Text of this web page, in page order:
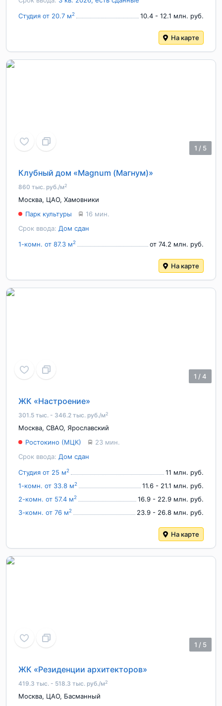
Студия от 20.7 м2 10.4 - 12.1 млн. руб.
На карте
1 / 5
Клубный дом «Magnum (Магнум)»
860 тыс. руб./м2
Москва, ЦАО, Хамовники
Срок ввода: Дом сдан
Парк культуры 16 мин.
1-комн. от 87.3 м2 от 74.2 млн. руб.
На карте
1 /4
ЖК «Настроение»
301.5 тыс. - 346.2 тыс. руб./м2
Москва, СВАО, Ярославский
Срок ввода: Дом сдан
Ростокино (МЦК) 23 мин.
Студия от 25 м2
11 млн. руб.
1-комн. от 33.8 м2
11.6 - 21.1 млн. руб.
2-комн. от 57.4 м2
16.9 - 22.9 млн. руб.
3-комн. от 76 м2 23.9 - 26.8 млн. руб.
На карте
1 / 5
ЖК «Резиденции архитекторов»
419.3 тыс. - 518.3 тыс. руб./м2
Москва, ЦАО, Басманный